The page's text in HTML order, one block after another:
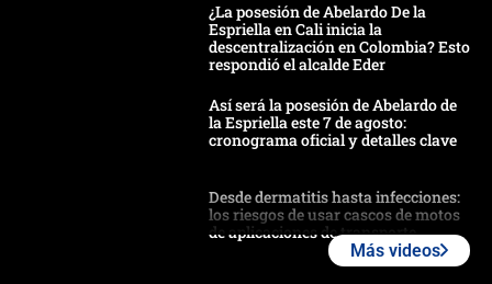
¿La posesión de Abelardo De la
Espriella en Cali inicia la
descentralización en Colombia? Esto
respondió el alcalde Eder
Así será la posesión de Abelardo de
la Espriella este 7 de agosto:
cronograma oficial y detalles clave
Desde dermatitis hasta infecciones:
los riesgos de usar cascos de motos
de aplicaciones de transporte
Más videos